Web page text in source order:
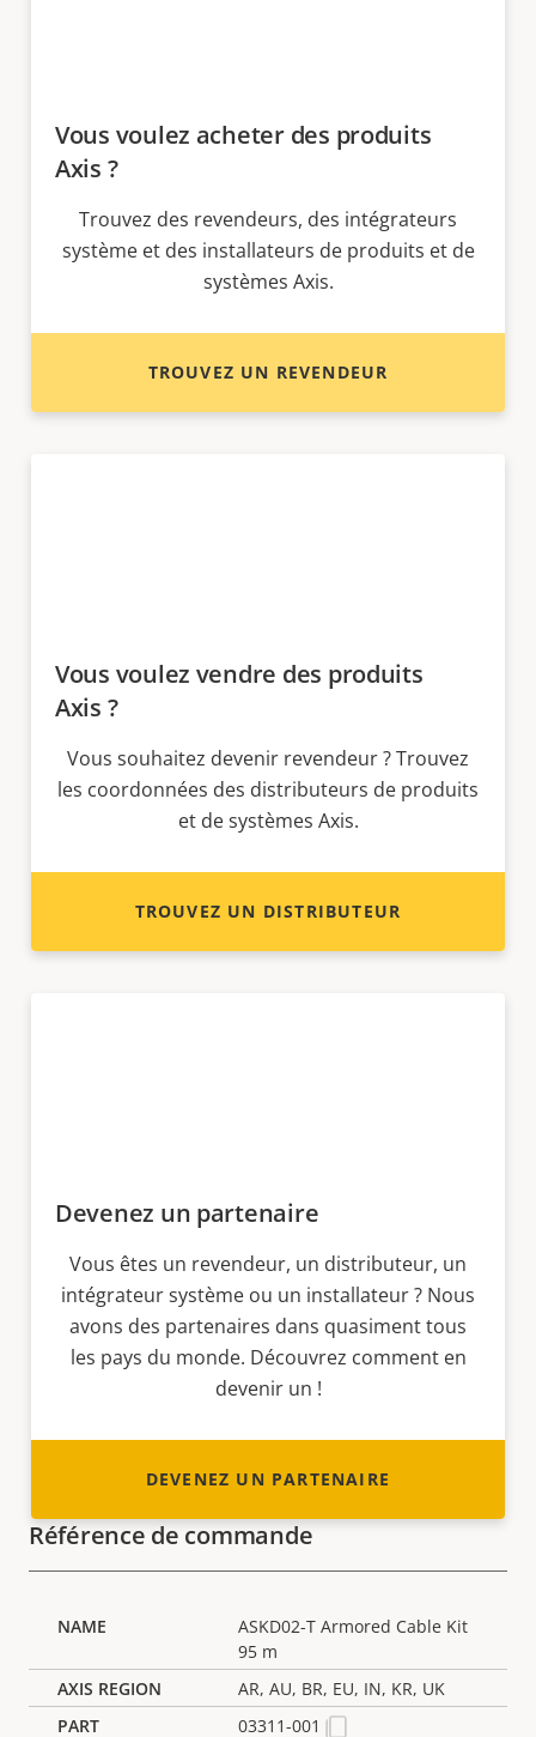
Vous voulez acheter des produits
Axis ?
Trouvez des revendeurs, des intégrateurs
système et des installateurs de produits et de
systèmes Axis.
TROUVEZ UN REVENDEUR
Vous voulez vendre des produits
Axis ?
Vous souhaitez devenir revendeur ? Trouvez
les coordonnées des distributeurs de produits
et de systèmes Axis.
TROUVEZ UN DISTRIBUTEUR
Devenez un partenaire
Vous êtes un revendeur, un distributeur, un
intégrateur système ou un installateur ? Nous
avons des partenaires dans quasiment tous
les pays du monde. Découvrez comment en
devenir un !
DEVENEZ UN PARTENAIRE
Référence de commande
ASKD02-T Armored Cable Kit
95 m
AR, AU, BR, EU, IN, KR, UK
03311-001